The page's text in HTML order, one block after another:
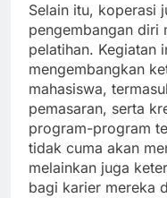
Selain itu, koperasi
pengembangan diri
pelatihan. Kegiatan
mengembangkan
mahasiswa,
pemasaran, serta
program-program
tidak cuma akan
melainkan juga
bagi karier mereka